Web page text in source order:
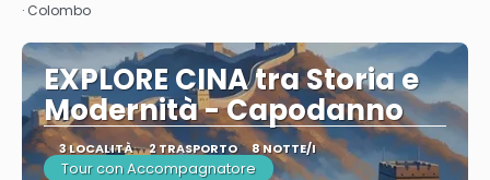
· Colombo
EXPLORE CINA tra Storia e
Modernità - Capodanno
3 LOCALITÀ 2 TRASPORTO 8 NOTTE/I
Tour con Accompagnatore